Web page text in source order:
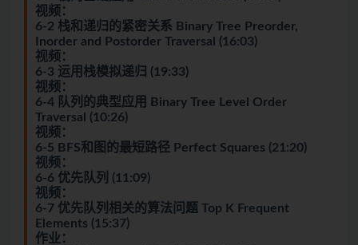
视频：
6-2 栈和递归的紧密关系 Binary Tree Preorder,
Inorder and Postorder Traversal (16:03)
视频：
6-3 运用栈模拟递归 (19:33)
视频：
6-4 队列的典型应用 Binary Tree Level Order
Traversal (10:26)
视频：
6-5 BFS和图的最短路径 Perfect Squares (21:20)
视频：
6-6 优先队列 (11:09)
视频：
6-7 优先队列相关的算法问题 Top K Frequent
Elements (15:37)
作业：